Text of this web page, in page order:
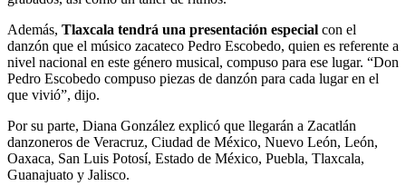
Además, Tlaxcala tendrá una presentación especial con el
danzón que el músico zacateco Pedro Escobedo, quien es referente a
nivel nacional en este género musical, compuso para ese lugar. “Don
Pedro Escobedo compuso piezas de danzón para cada lugar en el
que vivió”, dijo.
Por su parte, Diana González explicó que llegarán a Zacatlán
danzoneros de Veracruz, Ciudad de México, Nuevo León, León,
Oaxaca, San Luis Potosí, Estado de México, Puebla, Tlaxcala,
Guanajuato y Jalisco.